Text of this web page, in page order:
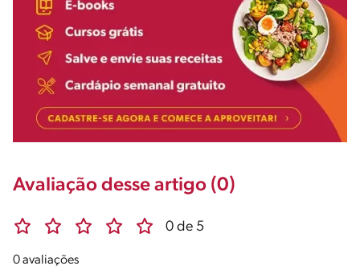
Avaliação desse artigo (0)
0 de 5
0 avaliações